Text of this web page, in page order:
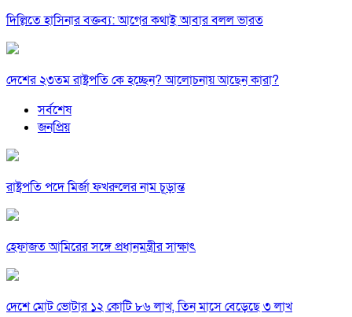
দিল্লিতে হাসিনার বক্তব্য: আগের কথাই আবার বলল ভারত
দেশের ২৩তম রাষ্ট্রপতি কে হচ্ছেন? আলোচনায় আছেন কারা?
সর্বশেষ
জনপ্রিয়
রাষ্ট্রপতি পদে মির্জা ফখরুলের নাম চূড়ান্ত
হেফাজত আমিরের সঙ্গে প্রধানমন্ত্রীর সাক্ষাৎ
দেশে মোট ভোটার ১২ কোটি ৮৬ লাখ, তিন মাসে বেড়েছে ৩ লাখ